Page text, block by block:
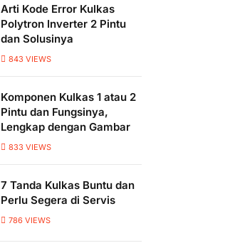
Arti Kode Error Kulkas
Polytron Inverter 2 Pintu
dan Solusinya
843 VIEWS
Komponen Kulkas 1 atau 2
Pintu dan Fungsinya,
Lengkap dengan Gambar
833 VIEWS
7 Tanda Kulkas Buntu dan
Perlu Segera di Servis
786 VIEWS